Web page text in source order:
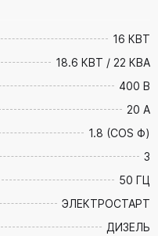
16 КВТ
18.6 КВТ / 22 КВА
400 В
20 А
1.8 (COS Φ)
3
50 ГЦ
ЭЛЕКТРОСТАРТ
ДИЗЕЛЬ